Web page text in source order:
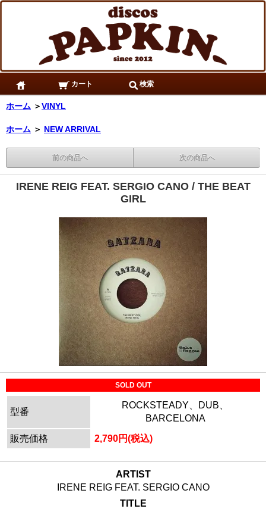
カート 検索
ホーム ＞VINYL
ホーム ＞ NEW ARRIVAL
前の商品へ 次の商品へ
IRENE REIG FEAT. SERGIO CANO / THE BEAT
GIRL
SOLD OUT
型番
ROCKSTEADY、DUB、
BARCELONA
販売価格
2,790円(税込)
ARTIST
IRENE REIG FEAT. SERGIO CANO
TITLE